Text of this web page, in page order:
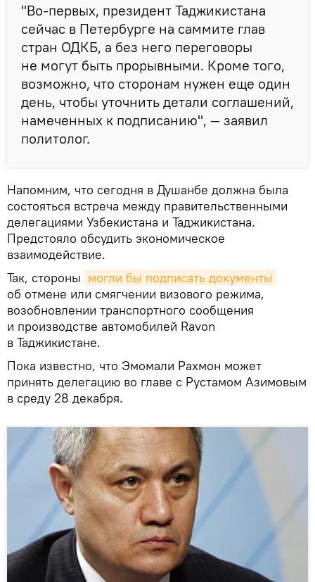
"Во-первых, президент Таджикистана
сейчас в Петербурге на саммите глав
стран ОДКБ, а без него переговоры
не могут быть прорывными. Кроме того,
возможно, что сторонам нужен еще один
день, чтобы уточнить детали соглашений,
намеченных к подписанию", — заявил
политолог.
Напомним, что сегодня в Душанбе должна была
состояться встреча между правительственными
делегациями Узбекистана и Таджикистана.
Предстояло обсудить экономическое
взаимодействие.
Так, стороны могли бы подписать документы
об отмене или смягчении визового режима,
возобновлении транспортного сообщения
и производстве автомобилей Ravon
в Таджикистане.
Пока известно, что Эмомали Рахмон может
принять делегацию во главе с Рустамом Азимовым
в среду 28 декабря.